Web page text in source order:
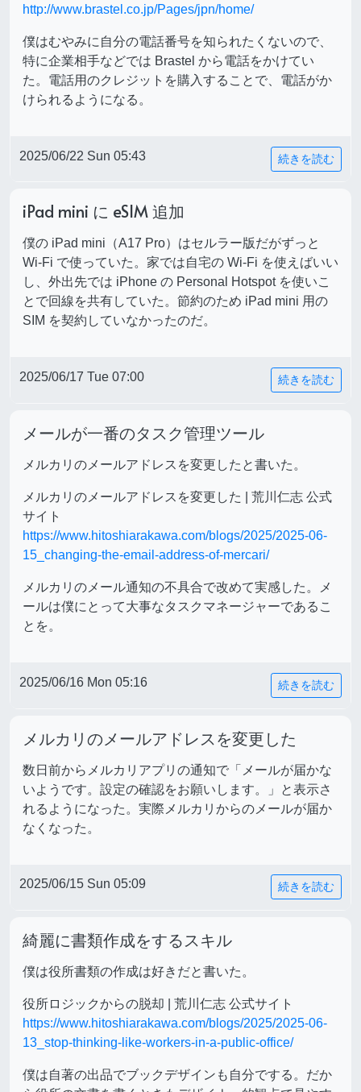
http://www.brastel.co.jp/Pages/jpn/home/
僕はむやみに自分の電話番号を知られたくないので、
特に企業相手などでは Brastel から電話をかけてい
た。電話用のクレジットを購入することで、電話がか
けられるようになる。
2025/06/22 Sun 05:43 続きを読む
iPad mini に eSIM 追加
僕の iPad mini（A17 Pro）はセルラー版だがずっと
Wi-Fi で使っていた。家では自宅の Wi-Fi を使えばいい
し、外出先では iPhone の Personal Hotspot を使いこ
とで回線を共有していた。節約のため iPad mini 用の
SIM を契約していなかったのだ。
2025/06/17 Tue 07:00 続きを読む
メールが一番のタスク管理ツール
メルカリのメールアドレスを変更したと書いた。
メルカリのメールアドレスを変更した | 荒川仁志 公式
サイト
https://www.hitoshiarakawa.com/blogs/2025/2025-06-
15_changing-the-email-address-of-mercari/
メルカリのメール通知の不具合で改めて実感した。メ
ールは僕にとって大事なタスクマネージャーであるこ
とを。
2025/06/16 Mon 05:16 続きを読む
メルカリのメールアドレスを変更した
数日前からメルカリアプリの通知で「メールが届かな
いようです。設定の確認をお願いします。」と表示さ
れるようになった。実際メルカリからのメールが届か
なくなった。
2025/06/15 Sun 05:09 続きを読む
綺麗に書類作成をするスキル
僕は役所書類の作成は好きだと書いた。
役所ロジックからの脱却 | 荒川仁志 公式サイト
https://www.hitoshiarakawa.com/blogs/2025/2025-06-
13_stop-thinking-like-workers-in-a-public-office/
僕は自著の出品でブックデザインも自分でする。だか